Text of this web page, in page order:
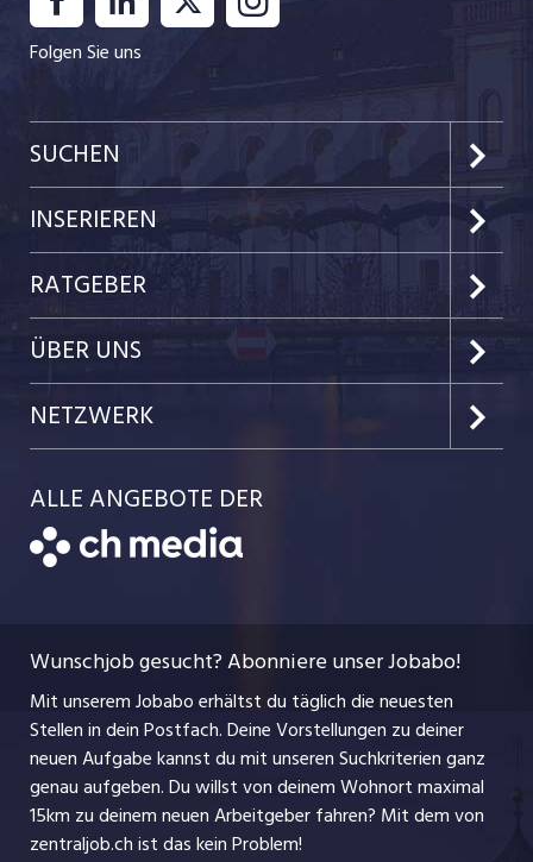
Folgen Sie uns
SUCHEN
Kanton Luzern
Kanton Zug
Kanton Nidwalden
Kanton Obwalden
Kanton Schwyz
Festanstellungen
Freelance Jobs
Praktika
Lehrstellen
Ferienjobs
INSERIEREN
Preise & Leistungen
Kundenlogin
Einzelinserat disponieren
Schnittstelle
Bewerber-Cockpit
RATGEBER
Job-News
Job-Tipps
Job-Storys
Job-Coach
Bewerbung
ÜBER UNS
Portrait
Jobs bei der CH Media
Nutzungsbedingungen
Impressum
NETZWERK
CH Media
jobbasel.ch
jobbern.ch
jobmittelland.ch
ALLE ANGEBOTE DER
Wunschjob gesucht? Abonniere unser Jobabo!
Mit unserem Jobabo erhältst du täglich die neuesten
Stellen in dein Postfach. Deine Vorstellungen zu deiner
neuen Aufgabe kannst du mit unseren Suchkriterien ganz
genau aufgeben. Du willst von deinem Wohnort maximal
15km zu deinem neuen Arbeitgeber fahren? Mit demvon
zentraljob.ch ist das kein Problem!